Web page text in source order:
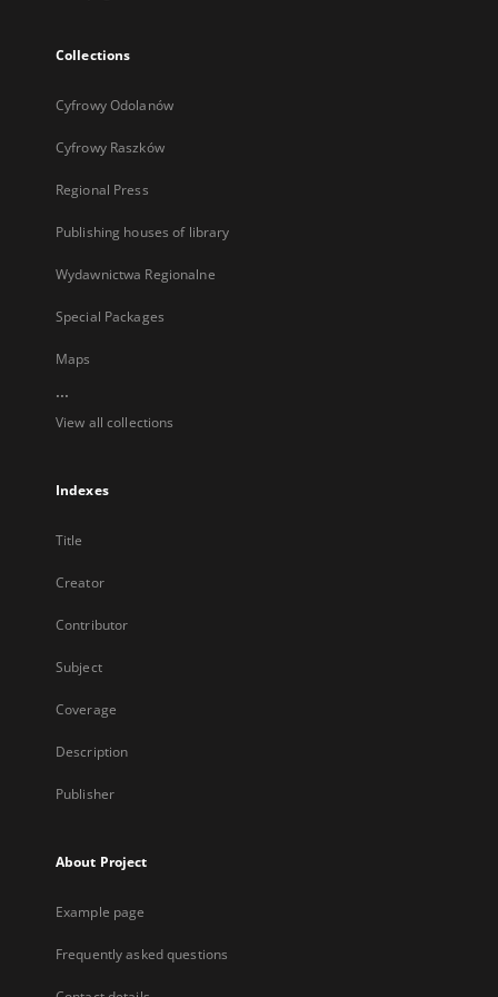
Collections
Cyfrowy Odolanów
Cyfrowy Raszków
Regional Press
Publishing houses of library
Wydawnictwa Regionalne
Special Packages
Maps
...
View all collections
Indexes
Title
Creator
Contributor
Subject
Coverage
Description
Publisher
About Project
Example page
Frequently asked questions